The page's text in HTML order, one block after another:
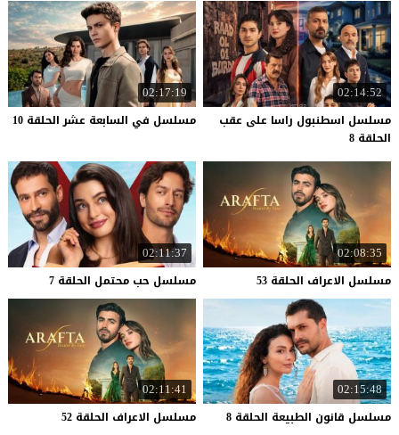
02:14:52
مسلسل اسطنبول راسا على عقب
الحلقة 8
02:17:19
مسلسل في السابعة عشر الحلقة 10
02:08:35
مسلسل الاعراف الحلقة 53
02:11:37
مسلسل حب محتمل الحلقة 7
02:15:48
مسلسل قانون الطبيعة الحلقة 8
02:11:41
مسلسل الاعراف الحلقة 52